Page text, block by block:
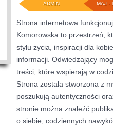
MAJ -
ADMIN
Strona internetowa
Komorowska to przestrzeń,
stylu życia, inspiracji dla
informacji. Odwiedzający
treści, które wspierają w
Strona została stworzona z
poszukują autentyczności
stronie można znaleźć
o siebie, codziennych